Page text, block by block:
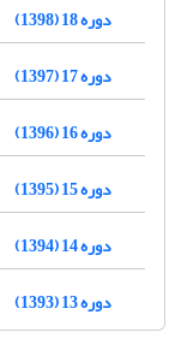
دوره 18 (1398)
دوره 17 (1397)
دوره 16 (1396)
دوره 15 (1395)
دوره 14 (1394)
دوره 13 (1393)